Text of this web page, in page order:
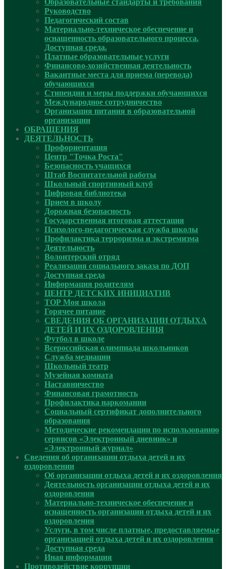
Образовательные стандарты и требования
Руководcтво
Педагогический состав
Материально-техническое обеспечение и
оснащенность образовательного процесса.
Доступная среда.
Платные образовательные услуги
Финансово-хозяйственная деятельность
Вакантные места для приема (перевода)
обучающихся
Стипендии и меры поддержки обучающихся
Международное сотрудничество
Организация питания в образовательной
организации
ОБРАЩЕНИЯ
ДЕЯТЕЛЬНОСТЬ
Профориентация
Центр "Точка Роста"
Безопасность учащихся
Штаб Воспитательной работы
Школьный спортивный клуб
Цифровая библиотека
Прием в школу
Дорожная безопасность
Государственная итоговая аттестация
Психолого-педагогическая служба школы
Профилактика терроризма и экстремизма
Деятельность
Волонтерский отряд
Реализация социального заказа по ДОП
Доступная среда
Информация родителям
ЦЕНТР ДЕТСКИХ ИНИЦИАТИВ
ТОР Моя школа
Горячее питание
СВЕДЕНИЯ ОБ ОРГАНИЗАЦИИ ОТДЫХА
ДЕТЕЙ И ИХ ОЗДОРОВЛЕНИЯ
Футбол в школе
Всероссийская олимпиада школьников
Служба медиации
Школьный театр
Музейная комната
Наставничество
Финансовая грамотность
Профилактика наркомании
Социальный сертификат дополнительного
образования
Методические рекомендации по использованию
сервисов «Электронный дневник» и
«Электронный журнал»
Сведения об организации отдыха детей и их
оздоровлении
Об организации отдыха детей и их оздоровления
Деятельность организации отдыха детей и их
оздоровления
Материально-техническое обеспечение и
оснащенность организации отдыха детей и их
оздоровления
Услуги, в том числе платные, предоставляемые
организацией отдыха детей и их оздоровления
Доступная среда
Иная информация
Противодействие коррупции